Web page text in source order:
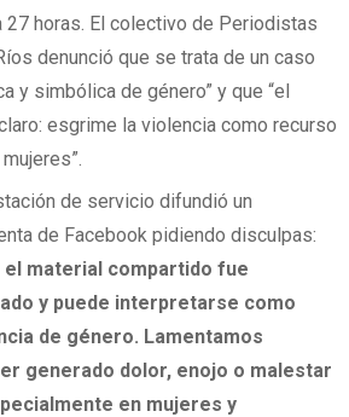
horas. El colectivo de Periodistas
denunció que se trata de un caso
y simbólica de género” y que “el
esgrime la violencia como recurso
de servicio difundió un
de Facebook pidiendo disculpas:
el material compartido fue
y puede interpretarse como
de género. Lamentamos
generado dolor, enojo o malestar
en mujeres y